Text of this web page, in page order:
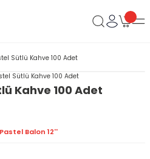
Sütlü Kahve 100 Adet
Kahve 100 Adet
Pastel Balon 12''